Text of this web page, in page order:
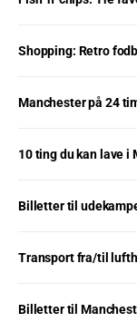
Shopping: Retro
Manchester på 24
10 ting du kan lave i
Billetter til
Transport fra/til
Billetter til